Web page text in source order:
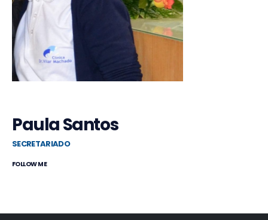
Paula Santos
SECRETARIADO
FOLLOW ME